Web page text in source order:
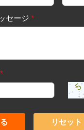
セージ *
*